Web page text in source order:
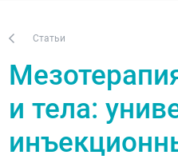
Статьи
и тела: